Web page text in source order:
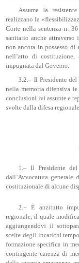
Assume la
realizzano la
Corte nella sentenza n.
sanitario anche
non ancora in possesso di
nell’atto di
impugnata dal Governo.
3.2.– Il Presidente
nella memoria difensiva
conclusioni ivi assunte e
svolte dalla difesa
1.– Il Presidente
dall’Avvocatura
costituzionale di alcune
2.− È anzitutto
regionale, il quale
aggiungendovi il
scelte degli incarichi
formazione specifica in
contingente carenza di